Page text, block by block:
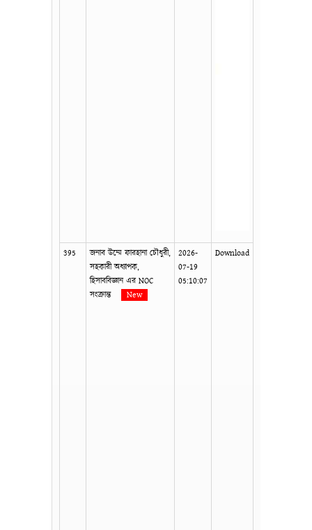
395
জনাব উম্মে ফারহানা চৌধুরী,
সহকারী অধ্যাপক,
হিসাববিজ্ঞান এর NOC
সংক্রান্ত
New
2026-
07-19
05:10:07
Download